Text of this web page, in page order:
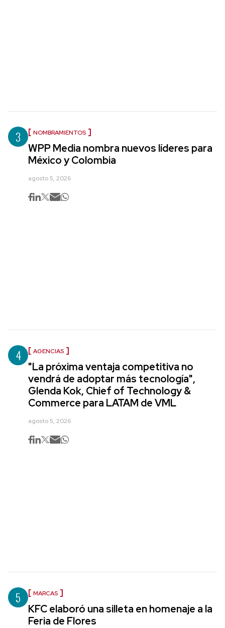
3 NOMBRAMIENTOS
WPP Media nombra nuevos líderes para
México y Colombia
agosto 5, 2026
4 AGENCIAS
"La próxima ventaja competitiva no
vendrá de adoptar más tecnología",
Glenda Kok, Chief of Technology &
Commerce para LATAM de VML
agosto 5, 2026
5 MARCAS
KFC elaboró una silleta en homenaje a la
Feria de Flores